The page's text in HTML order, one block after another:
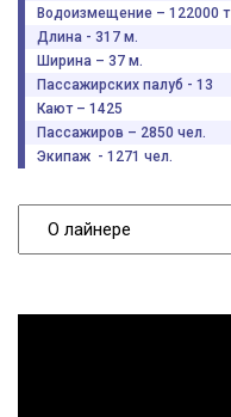
Водоизмещение – 122000 т
Длина - 317 м.
Ширина – 37 м.
Пассажирских палуб - 13
Кают – 1425
Пассажиров – 2850 чел.
Экипаж - 1271 чел.